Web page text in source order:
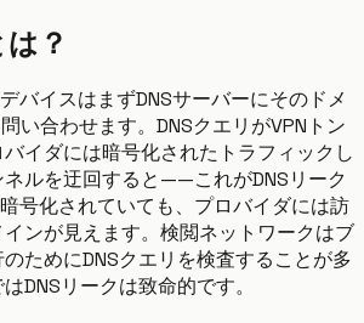
？
バイスはまずDNSサーバーにそのドメ
い合わせます。DNSクエリがVPNトン
イダには暗号化されたトラフィックし
ルを迂回すると——これがDNSリーク
号化されていても、プロバイダには訪
ンが見えます。検閲ネットワークはブ
ためにDNSクエリを検査することが多
DNSリークは致命的です。